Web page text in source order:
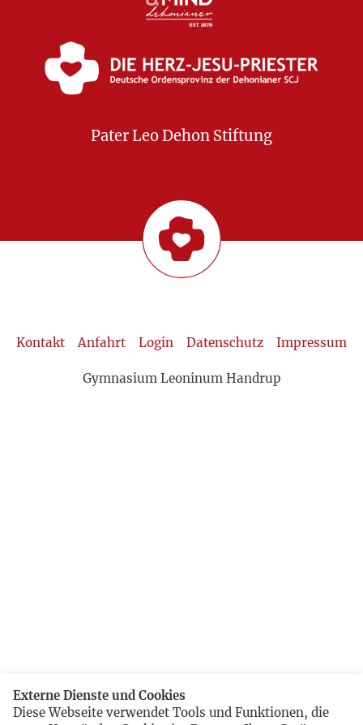
Pater Leo Dehon Stiftung
Kontakt Anfahrt Login Datenschutz Impressum
Gymnasium Leoninum Handrup
Externe Dienste und Cookies
Diese Webseite verwendet Tools und Funktionen, die